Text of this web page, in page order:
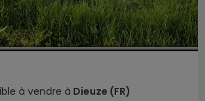
à vendre à Dieuze (FR)